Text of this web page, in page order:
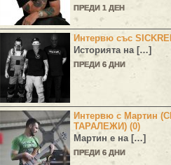
ПРЕДИ 1 ДЕН
Интервю със
Историята на […]
ПРЕДИ 6 ДНИ
Интервю с Мартин
ТАРАЛЕЖИ) (0)
Мартин е на […]
ПРЕДИ 6 ДНИ